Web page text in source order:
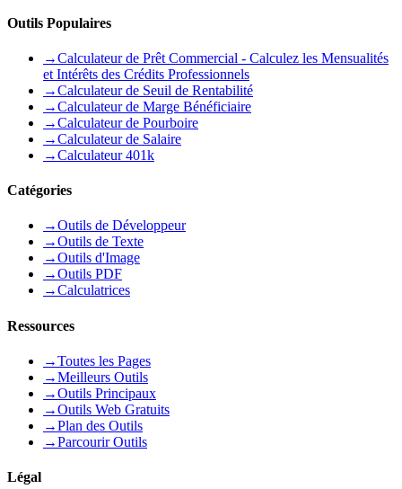
Outils Populaires
→Calculateur de Prêt Commercial - Calculez les Mensualités
et Intérêts des Crédits Professionnels
→Calculateur de Seuil de Rentabilité
→Calculateur de Marge Bénéficiaire
→Calculateur de Pourboire
→Calculateur de Salaire
→Calculateur 401k
Catégories
→Outils de Développeur
→Outils de Texte
→Outils d'Image
→Outils PDF
→Calculatrices
Ressources
→Toutes les Pages
→Meilleurs Outils
→Outils Principaux
→Outils Web Gratuits
→Plan des Outils
→Parcourir Outils
Légal